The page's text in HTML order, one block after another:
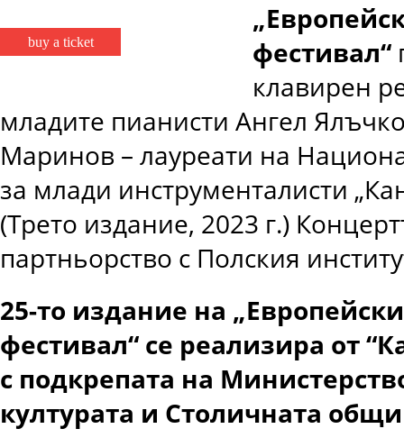
buy a ticket
фестивал“
клавирен
младите пианисти Ангел
Маринов – лауреати на
за млади инструменталисти
(Трето издание, 2023 г.)
партньорство с Полския
25-то издание на
фестивал“ се реализира от
с подкрепата на
културата и Столичната